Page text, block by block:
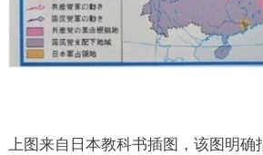
上图来自日本教科书插图，该图明